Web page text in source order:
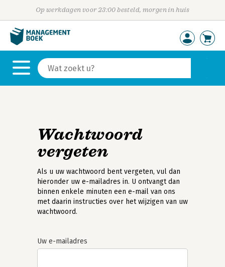
Op werkdagen voor 23:00 besteld, morgen in huis
Wachtwoord
vergeten
Als u uw wachtwoord bent vergeten, vul dan
hieronder uw e-mailadres in. U ontvangt dan
binnen enkele minuten een e-mail van ons
met daarin instructies over het wijzigen van uw
wachtwoord.
Uw e-mailadres